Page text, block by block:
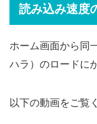
読み込み速度
ホーム画面から同
ハラ）のロードに
以下の動画をご覧